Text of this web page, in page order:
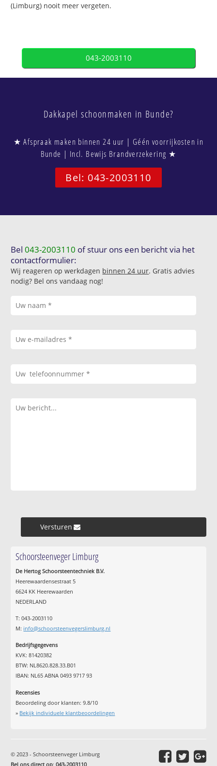
(Limburg) nooit meer vergeten.
043-2003110
Dakkapel schoonmaken in Bunde?
★ Afspraak maken binnen 24 uur | Géén voorrijkosten in
Bunde | Incl. Bewijs Brandverzekering ★
Bel: 043-2003110
Bel043-2003110 of stuur ons een bericht via het
contactformulier:
Wij reageren op werkdagen binnen 24 uur. Gratis advies
nodig? Bel ons vandaag nog!
Versturen »
Schoorsteenveger Limburg
De Hertog Schoorsteentechniek B.V.
Heerewaardensestraat 5
6624 KK Heerewaarden
NEDERLAND
T: 043-2003110
M: info@schoorsteenvegerslimburg.nl
Bedrijfsgegevens
KVK: 81420382
BTW: NL8620.828.33.B01
IBAN: NL65 ABNA 0493 9717 93
Recensies
Beoordeling door klanten:9.8/10
» Bekijk individuele klantbeoordelingen
© 2023 - Schoorsteenveger Limburg
Bel ons direct op:043-2003110